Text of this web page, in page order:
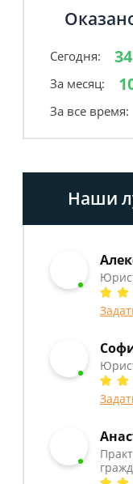
Сегодня: 34
За месяц:
За все время:
Наши